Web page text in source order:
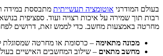
בעולם המודרני אוטומציה תעשייתית מתבססת במידה
מחרטה באמצעות מחשב. כדי לממש זאת, דרושים
מכונה מתאימה – כרסומת או מחרטה שמסוגלת
מחשב מתאים